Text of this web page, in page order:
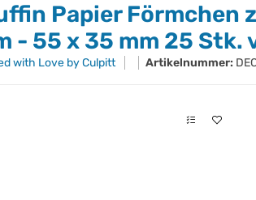
Papier Förmchen
- 55 x 35 mm 25 Stk.
with Love by Culpitt Artikelnummer: